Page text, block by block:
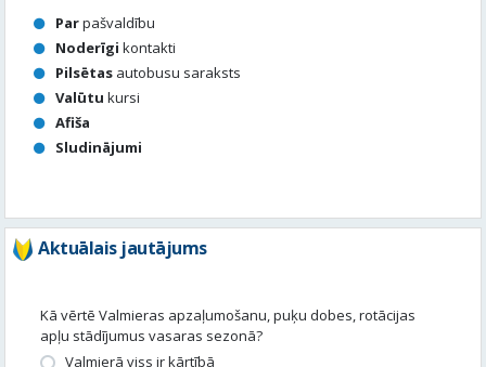
Parpašvaldību
Noderīgi kontakti
Pilsētas autobusu saraksts
Valūtu kursi
Afiša
Sludinājumi
Aktuālais jautājums
Kā vērtē Valmieras apzaļumošanu, puķu dobes, rotācijas
apļu stādījumus vasaras sezonā?
Valmierā viss ir kārtībā